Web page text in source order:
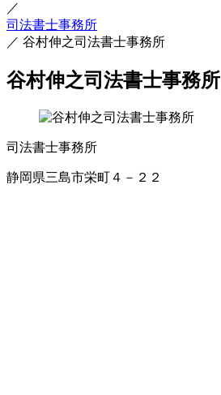
／
司法書士事務所
／ 谷村伸之司法書士事務所
谷村伸之司法書士事務所
司法書士事務所
静岡県三島市栄町４－２２